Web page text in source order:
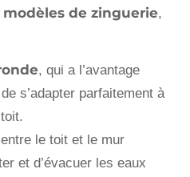
modèles de zinguerie,
, qui a l’avantage
s’adapter parfaitement à
le toit et le mur
et d’évacuer les eaux